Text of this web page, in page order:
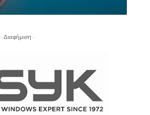
- Διαφήμιση -